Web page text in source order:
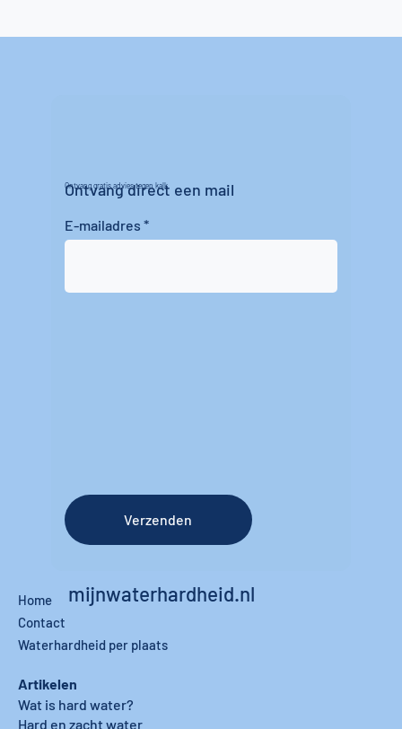
Ontvang gratis advies tegen kalk
Ontvang direct een mail
E-mailadres
Verzenden
mijnwaterhardheid.nl
Home
Contact
Waterhardheid per plaats
Artikelen
Wat is hard water?
Hard en zacht water